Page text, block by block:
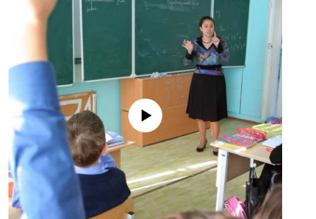
No media source currently available